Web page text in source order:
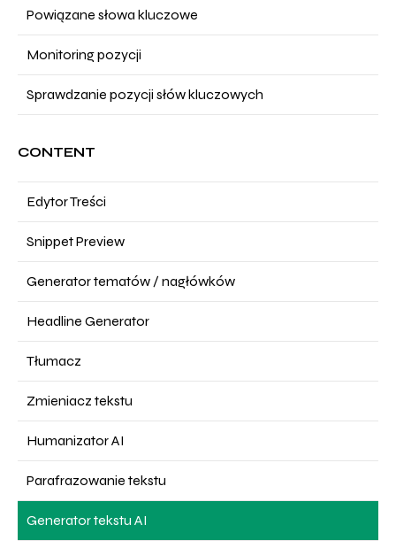
Powiązane słowa kluczowe
Monitoring pozycji
Sprawdzanie pozycji słów kluczowych
CONTENT
Edytor Treści
Snippet Preview
Generator tematów / nagłówków
Headline Generator
Tłumacz
Zmieniacz tekstu
Humanizator AI
Parafrazowanie tekstu
Generator tekstu AI